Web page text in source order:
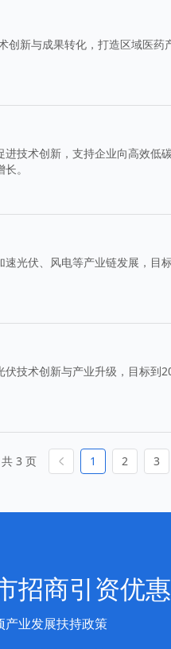
创新与成果转化，打造区域医药
技术创新，支持企业向高效低
。
光伏、风电等产业链发展，目
技术创新与产业升级，目标到
共 3 页 1 2 3
招商引资优
产业发展扶持政策